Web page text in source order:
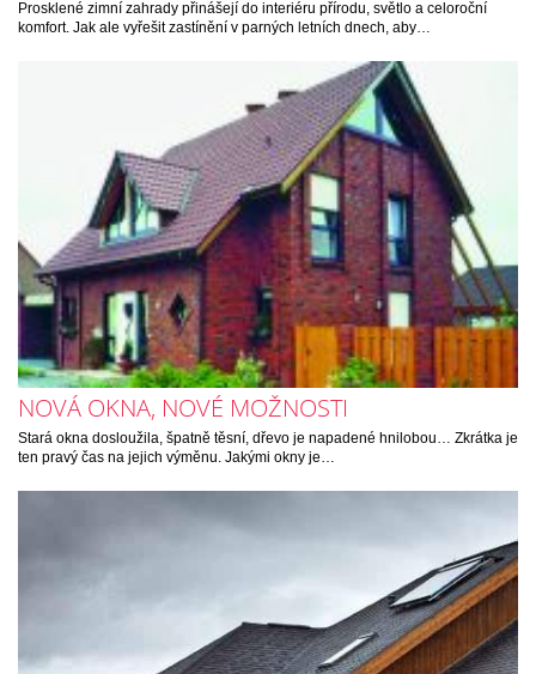
Prosklené zimní zahrady přinášejí do interiéru přírodu, světlo a celoroční
komfort. Jak ale vyřešit zastínění v parných letních dnech, aby…
NOVÁ OKNA, NOVÉ MOŽNOSTI
Stará okna dosloužila, špatně těsní, dřevo je napadené hnilobou… Zkrátka je
ten pravý čas na jejich výměnu. Jakými okny je…